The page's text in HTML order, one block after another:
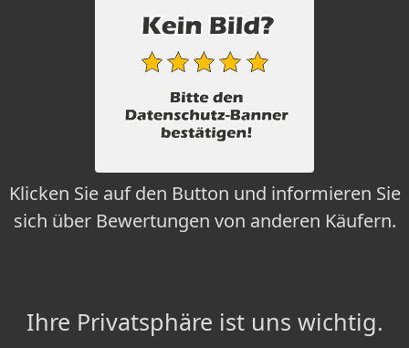
Klicken Sie auf den Button und informieren Sie
sich über Bewertungen von anderen Käufern.
Ihre Privatsphäre ist uns wichtig.